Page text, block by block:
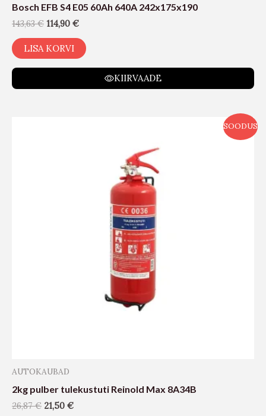
Bosch EFB S4 E05 60Ah 640A 242x175x190
143,63€ 114,90 €
LISA KORVI
KIIRVAADE
SOODUS
AUTOKAUBAD
2kg pulber tulekustuti Reinold Max 8A34B
26,87€ 21,50 €